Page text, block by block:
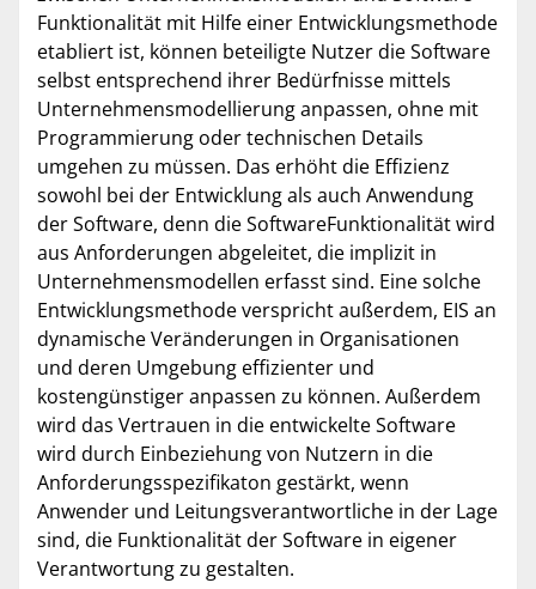
Funktionalität mit Hilfe einer Entwicklungsmethode
etabliert ist, können beteiligte Nutzer die Software
selbst entsprechend ihrer Bedürfnisse mittels
Unternehmensmodellierung anpassen, ohne mit
Programmierung oder technischen Details
umgehen zu müssen. Das erhöht die Effizienz
sowohl bei der Entwicklung als auch Anwendung
der Software, denn die SoftwareFunktionalität wird
aus Anforderungen abgeleitet, die implizit in
Unternehmensmodellen erfasst sind. Eine solche
Entwicklungsmethode verspricht außerdem, EIS an
dynamische Veränderungen in Organisationen
und deren Umgebung effizienter und
kostengünstiger anpassen zu können. Außerdem
wird das Vertrauen in die entwickelte Software
wird durch Einbeziehung von Nutzern in die
Anforderungsspezifikaton gestärkt, wenn
Anwender und Leitungsverantwortliche in der Lage
sind, die Funktionalität der Software in eigener
Verantwortung zu gestalten.